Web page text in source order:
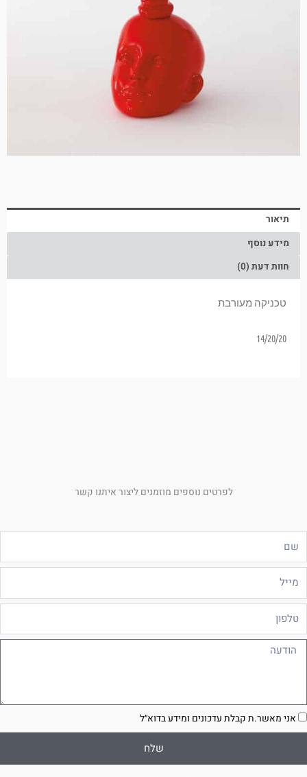
תיאור
מידע נוסף
חוות דעת (0)
טכניקה מעורבת
14/20/20
לפרטים נוספים מוזמנים ליצור איתנו קשר
אני מאשר.ת קבלת עדכונים ומידע בדוא״ל
שלח